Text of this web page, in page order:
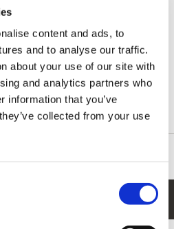
content and ads, to
and to analyse our traffic.
about your use of our site with
and analytics partners who
information that you’ve
collected from your use
デッキを採用しているので、トラ
際にスケートボードとしても楽し
合には、市販のトラックやウィー
の商品